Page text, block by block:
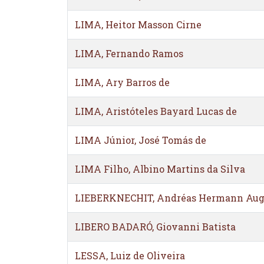
LIMA, Heitor Masson Cirne
LIMA, Fernando Ramos
LIMA, Ary Barros de
LIMA, Aristóteles Bayard Lucas de
LIMA Júnior, José Tomás de
LIMA Filho, Albino Martins da Silva
LIEBERKNECHIT, Andréas Hermann
LIBERO BADARÓ, Giovanni Batista
LESSA, Luiz de Oliveira